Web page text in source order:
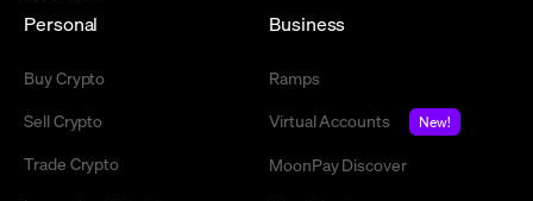
Personal
Buy Crypto
Sell Crypto
Trade Crypto
Business
Ramps
Virtual Accounts
New!
MoonPay Discover